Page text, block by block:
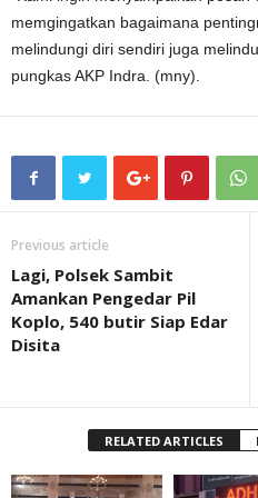
memgingatkan bagaimana
melindungi diri sendiri juga
pungkas AKP Indra. (mny).
Previous article
Lagi, Polsek Sambit
Amankan Pengedar Pil
Koplo, 540 butir Siap Edar
Disita
RELATED ARTICLES